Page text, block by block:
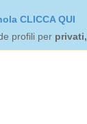
CLICCA QUI
profili per